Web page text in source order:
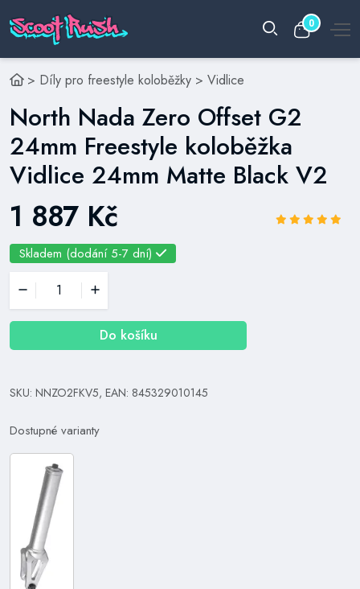
0
> Díly pro freestyle koloběžky > Vidlice
North Nada Zero Offset G2
24mm Freestyle koloběžka
Vidlice 24mm Matte Black V2
1 887 Kč
Skladem (dodání 5-7 dní)
Do košíku
SKU: NNZO2FKV5, EAN: 845329010145
Dostupné varianty